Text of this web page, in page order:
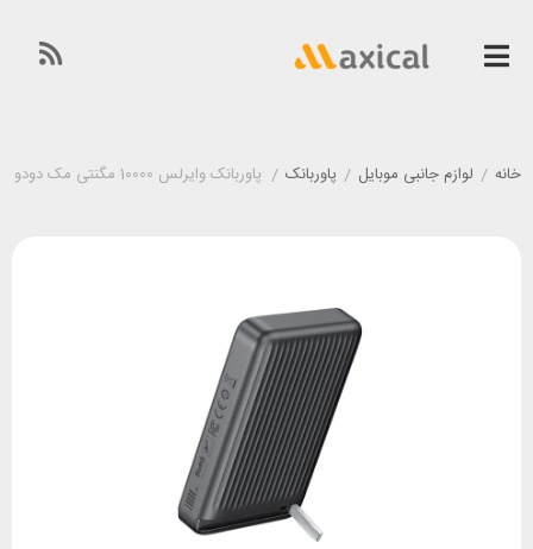
خانه / لوازم جانبی موبایل / پاوربانک / پاوربانک وایرلس 10000 مگنتی مک دودو Mcdodo MC-7810 توان 30 وات